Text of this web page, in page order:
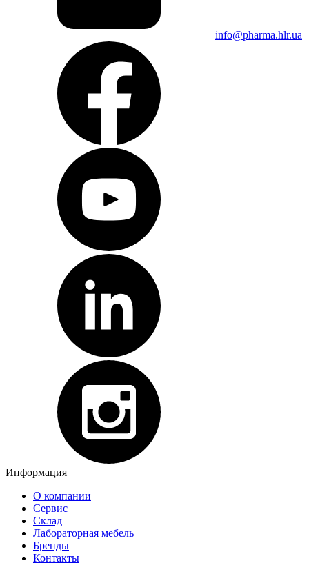
Тестер точки разрыва ампул
Хроматография
Расходные материалы для хроматографии
Тонкослойная хроматография
Жидкостная хроматография
Газовая хроматография
info@pharma.hlr.ua
Информация
О компании
Сервис
Склад
Лабораторная мебель
Бренды
Контакты